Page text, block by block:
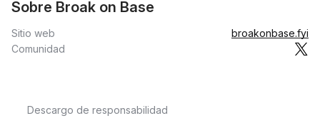
Sobre Broak on Base
Sitio web
broakonbase.fyi
Comunidad
Descargo de responsabilidad